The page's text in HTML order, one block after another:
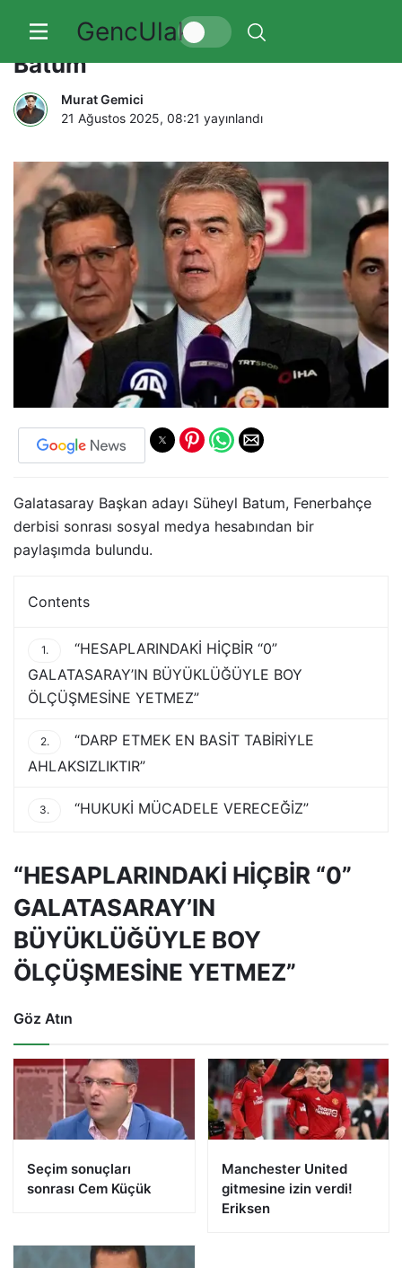
GencUlak
Galatasaray Başkan adayı Süheyl
Batum
Murat Gemici
21 Ağustos 2025, 08:21 yayınlandı
Galatasaray Başkan adayı Süheyl Batum, Fenerbahçe
derbisi sonrası sosyal medya hesabından bir
paylaşımda bulundu.
Contents
1.
“HESAPLARINDAKİ HİÇBİR “0”
GALATASARAY’IN BÜYÜKLÜĞÜYLE BOY
ÖLÇÜŞMESİNE YETMEZ”
2.
“DARP ETMEK EN BASİT TABİRİYLE
AHLAKSIZLIKTIR”
3. “HUKUKİ MÜCADELE VERECEĞİZ”
“HESAPLARINDAKİ HİÇBİR “0”
GALATASARAY’IN
BÜYÜKLÜĞÜYLE BOY
ÖLÇÜŞMESİNE YETMEZ”
Göz Atın
Seçim sonuçları
sonrası Cem Küçük
Manchester United
gitmesine izin verdi!
Eriksen